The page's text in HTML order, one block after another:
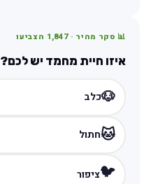
📊 סקר מהיר ·1,847 הצביעו
איזו חיית מחמד יש לכם?
🐶כלב
🐱חתול
🐦ציפור